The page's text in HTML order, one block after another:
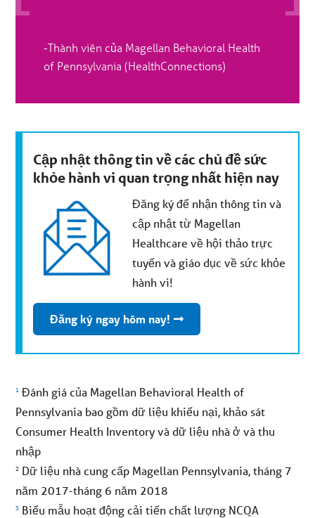
-Thành viên của Magellan Behavioral Health
of Pennsylvania (HealthConnections)
Cập nhật thông tin về các chủ đề sức
khỏe hành vi quan trọng nhất hiện nay
Đăng ký để nhận thông tin và
cập nhật từ Magellan
Healthcare về hội thảo trực
tuyến và giáo dục về sức khỏe
hành vi!
Đăng ký ngay hôm nay!
1 Đánh giá của Magellan Behavioral Health of
Pennsylvania bao gồm dữ liệu khiếu nại, khảo sát
Consumer Health Inventory và dữ liệu nhà ở và thu
nhập
2 Dữ liệu nhà cung cấp Magellan Pennsylvania, tháng 7
năm 2017-tháng 6 năm 2018
3 Biểu mẫu hoạt động cải tiến chất lượng NCQA